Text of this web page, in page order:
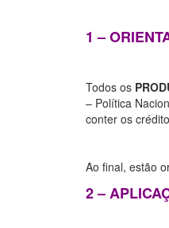
1 –
Todos os
– Política
conter os
Ao final, estão
2 –